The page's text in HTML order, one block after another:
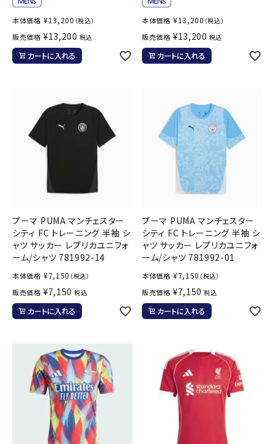
本体価格 ¥13,200 （税込）
販売価格 ¥13,200 税込
カートに入れる
本体価格 ¥13,200 （税込）
販売価格 ¥13,200 税込
カートに入れる
プーマ PUMA マンチェスター
シティ FC トレーニング 半袖 シ
ャツ サッカー レプリカユニフォ
ーム/シャツ 781992-14
本体価格 ¥7,150 （税込）
販売価格 ¥7,150 税込
カートに入れる
プーマ PUMA マンチェスター
シティ FC トレーニング 半袖 シ
ャツ サッカー レプリカユニフォ
ーム/シャツ 781992-01
本体価格 ¥7,150 （税込）
販売価格 ¥7,150 税込
カートに入れる